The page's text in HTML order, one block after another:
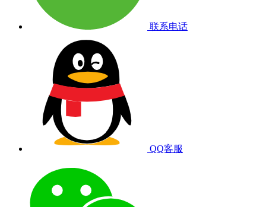
联系电话
QQ客服